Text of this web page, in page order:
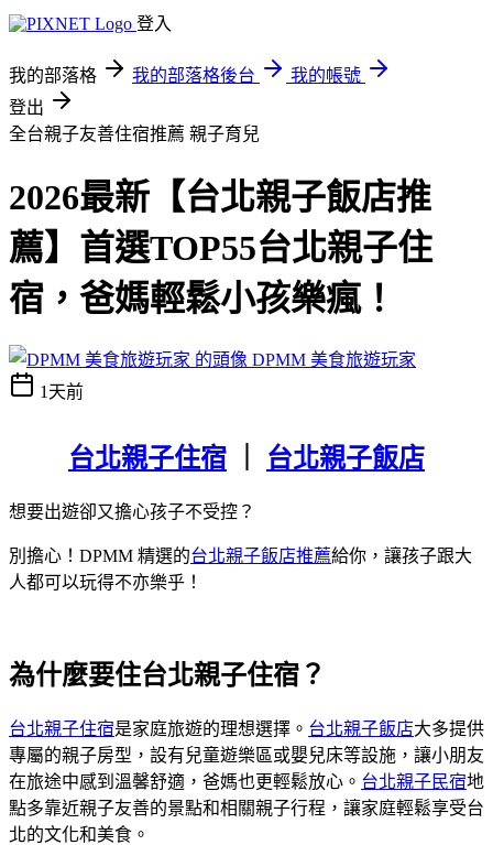
登入
我的部落格 我的部落格後台
我的帳號
登出
全台親子友善住宿推薦 親子育兒
2026最新【台北親子飯店推
薦】首選TOP55台北親子住
宿，爸媽輕鬆小孩樂瘋！
DPMM 美食旅遊玩家
1天前
台北親子住宿 台北親子飯店
想要出遊卻又擔心孩子不受控？
別擔心！DPMM 精選的台北親子飯店推薦給你，讓孩子跟大
人都可以玩得不亦樂乎！
為什麼要住台北親子住宿？
台北親子住宿是家庭旅遊的理想選擇。 台北親子飯店大多提供
專屬的親子房型，設有兒童遊樂區或嬰兒床等設施，讓小朋友
在旅途中感到溫馨舒適，爸媽也更輕鬆放心。 台北親子民宿地
點多靠近親子友善的景點和相關親子行程，讓家庭輕鬆享受台
北的文化和美食。